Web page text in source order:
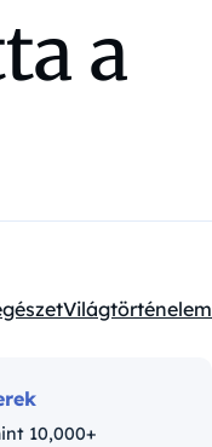
a
Világtörténelem
10,000+